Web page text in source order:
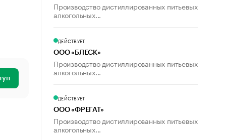
Производство дистиллированных питьевых
алкогольных...
ДЕЙСТВУЕТ
ООО «БЛЕСК»
Производство дистиллированных питьевых
алкогольных...
ДЕЙСТВУЕТ
ООО «ФРЕГАТ»
Производство дистиллированных питьевых
алкогольных...